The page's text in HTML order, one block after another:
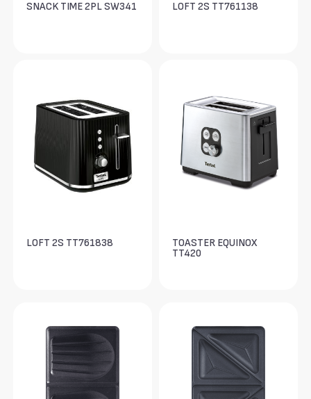
SNACK TIME 2PL SW341 LOFT 2S TT761138
LOFT 2S TT761838
TOASTER EQUINOX
TT420